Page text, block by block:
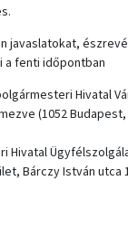
javaslatokat,
a fenti időpontban
Hivatal
(1052
Hivatal
Bárczy István utca